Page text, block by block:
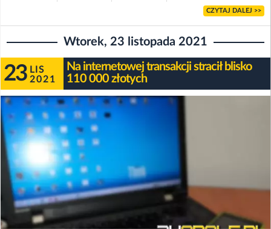
CZYTAJ DALEJ >>
Wtorek, 23 listopada 2021
23 LIS
2021
Na internetowej transakcji stracił blisko
110 000 złotych